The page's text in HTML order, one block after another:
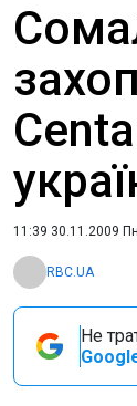
11:39 30.11.2009 Пн
RBC.UA
Не